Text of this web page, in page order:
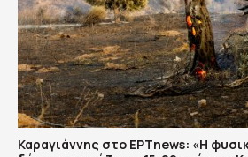
Καραγιάννης στο ΕΡΤnews: «Η